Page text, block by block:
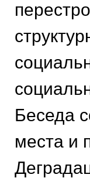
Беседа
места и